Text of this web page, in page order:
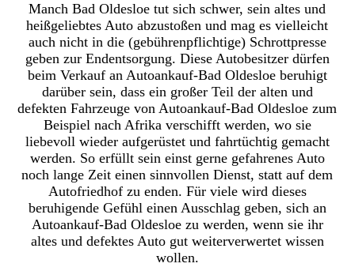
Manch Bad Oldesloe tut sich schwer, sein altes und
heißgeliebtes Auto abzustoßen und mag es vielleicht
auch nicht in die (gebührenpflichtige) Schrottpresse
geben zur Endentsorgung. Diese Autobesitzer dürfen
beim Verkauf an Autoankauf-Bad Oldesloe beruhigt
darüber sein, dass ein großer Teil der alten und
defekten Fahrzeuge von Autoankauf-Bad Oldesloe zum
Beispiel nach Afrika verschifft werden, wo sie
liebevoll wieder aufgerüstet und fahrtüchtig gemacht
werden. So erfüllt sein einst gerne gefahrenes Auto
noch lange Zeit einen sinnvollen Dienst, statt auf dem
Autofriedhof zu enden. Für viele wird dieses
beruhigende Gefühl einen Ausschlag geben, sich an
Autoankauf-Bad Oldesloe zu werden, wenn sie ihr
altes und defektes Auto gut weiterverwertet wissen
wollen.